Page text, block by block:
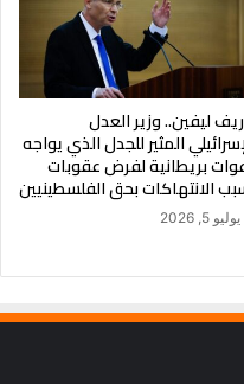
وتجهيزها وفق المعايير
التمويل اللازم، فيما
استكمال إجراءات التأهيل
ثلاث سنوات من بدء
للعاملين بالمنشآت
الوظيفية ومزاياهم المالية
ليفين.. وزير العدل
المثير للجدل الذي يواجه
بريطانية لفرض عقوبات
الانتهاكات بحق الفلسطينيين
يوليو 5, 2026